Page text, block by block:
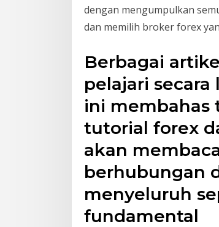
dengan mengumpulkan
dan memilih broker forex
Berbagai
pelajari
ini membahas
tutorial forex
akan
berhubungan
menyeluruh
fundamental